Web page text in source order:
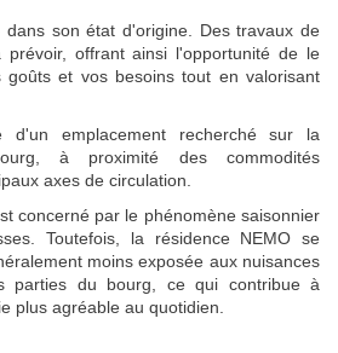
dans son état d'origine. Des travaux de
prévoir, offrant ainsi l'opportunité de le
goûts et vos besoins tout en valorisant
d'un emplacement recherché sur la
à proximité des commodités
axes de circulation.
concerné par le phénomène saisonnier
Toutefois, la résidence NEMO se
moins exposée aux nuisances
parties du bourg, ce qui contribue à
plus agréable au quotidien.